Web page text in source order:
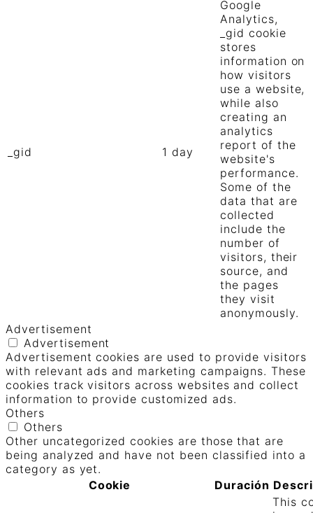
_gid 1 day
Google
Analytics,
_gid cookie
stores
information on
how visitors
use a website,
while also
creating an
analytics
report of the
website's
performance.
Some of the
data that are
collected
include the
number of
visitors, their
source, and
the pages
they visit
anonymously.
Advertisement
Advertisement
Advertisement cookies are used to provide visitors
with relevant ads and marketing campaigns. These
cookies track visitors across websites and collect
information to provide customized ads.
Others
Others
Other uncategorized cookies are those that are
being analyzed and have not been classified into a
category as yet.
Cookie
Duración
This